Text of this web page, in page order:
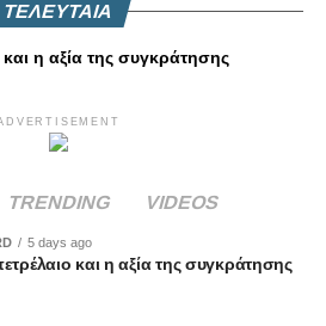
ΤΕΛΕΥΤΑΙΑ
η αξία της συγκράτησης
TRENDING VIDEOS
5 days ago
και η αξία της συγκράτησης